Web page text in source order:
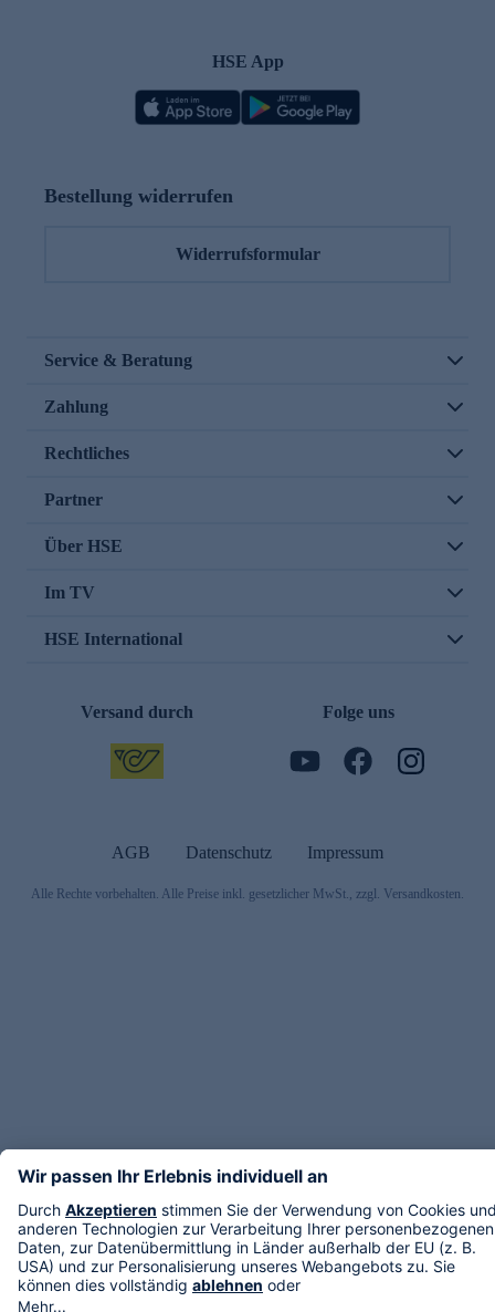
HSE App
Bestellung widerrufen
Widerrufsformular
Service & Beratung
Zahlung
Rechtliches
Partner
Über HSE
Im TV
HSE International
Versand durch Folge uns
AGB Datenschutz Impressum
Alle Rechte vorbehalten. Alle Preise inkl. gesetzlicher MwSt., zzgl. Versandkosten.